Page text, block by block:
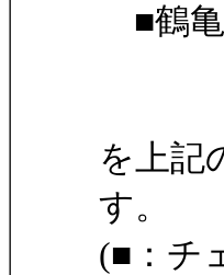
■鶴亀
□(草
を上記
す。
(■：チ